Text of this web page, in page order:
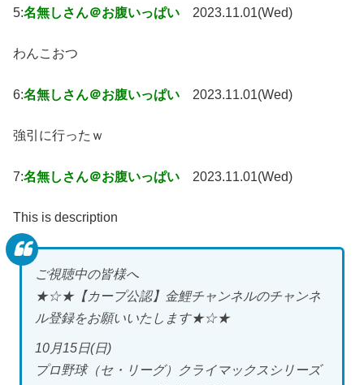
5:名無しさん＠お腹いっぱい 2023.11.01(Wed)
わんこおつ
6:名無しさん＠お腹いっぱい 2023.11.01(Wed)
強引に行ったｗ
7:名無しさん＠お腹いっぱい 2023.11.01(Wed)
This is description
ご視聴中の皆様へ
★☆★【カープ公認】金鯉チャンネルのチャンネ
ル登録をお願いいたします★☆★
10月15日(日)
プロ野球（セ・リーグ）クライマックスシリーズ